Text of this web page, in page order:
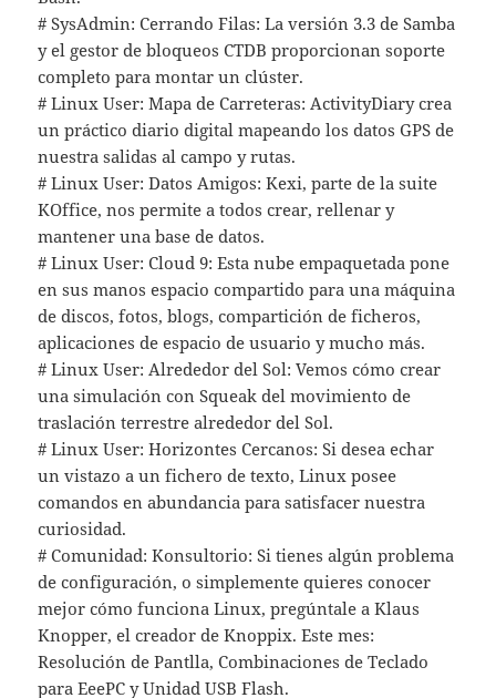
# SysAdmin: Cerrando Filas: La versión 3.3 de Samba
y el gestor de bloqueos CTDB proporcionan soporte
completo para montar un clúster.
# Linux User: Mapa de Carreteras: ActivityDiary crea
un práctico diario digital mapeando los datos GPS de
nuestra salidas al campo y rutas.
# Linux User: Datos Amigos: Kexi, parte de la suite
KOffice, nos permite a todos crear, rellenar y
mantener una base de datos.
# Linux User: Cloud 9: Esta nube empaquetada pone
en sus manos espacio compartido para una máquina
de discos, fotos, blogs, compartición de ficheros,
aplicaciones de espacio de usuario y mucho más.
# Linux User: Alrededor del Sol: Vemos cómo crear
una simulación con Squeak del movimiento de
traslación terrestre alrededor del Sol.
# Linux User: Horizontes Cercanos: Si desea echar
un vistazo a un fichero de texto, Linux posee
comandos en abundancia para satisfacer nuestra
curiosidad.
# Comunidad: Konsultorio: Si tienes algún problema
de configuración, o simplemente quieres conocer
mejor cómo funciona Linux, pregúntale a Klaus
Knopper, el creador de Knoppix. Este mes:
Resolución de Pantlla, Combinaciones de Teclado
para EeePC y Unidad USB Flash.